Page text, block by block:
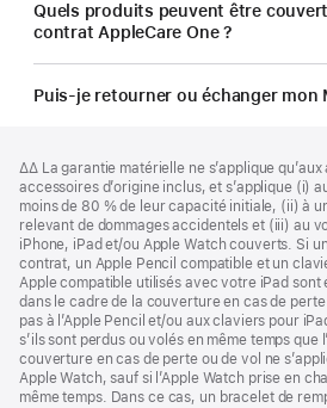
Quels produits peuvent être
contrat AppleCare One ?
Puis-je retourner ou échanger mon
de
page
de
bas
de
page
Note
de
bas
de
page
∆∆ La garantie matérielle ne s’applique
accessoires d’origine inclus, et s’applique (i)
moins de 80 % de leur capacité initiale, (ii) à
relevant de dommages accidentels et (iii) au
iPhone, iPad et/ou Apple Watch couverts. Si
contrat, un Apple Pencil compatible et un
Apple compatible utilisés avec votre iPad
dans le cadre de la couverture en cas de perte
pas à l’Apple Pencil et/ou aux claviers pour
s’ils sont perdus ou volés en même temps que
couverture en cas de perte ou de vol ne
Apple Watch, sauf si l’Apple Watch prise en
même temps. Dans ce cas, un bracelet de